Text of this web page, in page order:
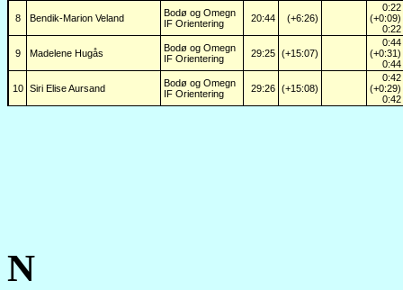
8 Bendik-Marion Veland
Bodø og Omegn
IF Orientering
20:44 (+6:26)
0:22
(+0:09)
0:22
9 Madelene Hugås
Bodø og Omegn
IF Orientering
29:25 (+15:07)
0:44
(+0:31)
0:44
10 Siri Elise Aursand
Bodø og Omegn
IF Orientering
29:26 (+15:08)
0:42
(+0:29)
0:42
N